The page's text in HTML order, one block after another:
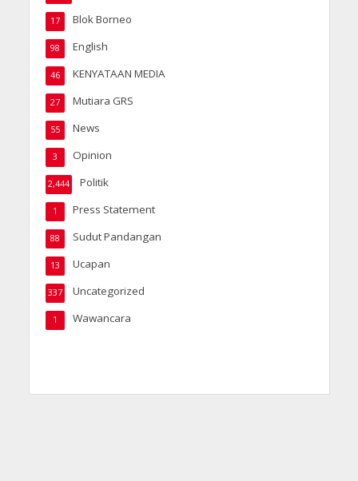
Blok Borneo
17
English
98
KENYATAAN MEDIA
46
Mutiara GRS
27
News
55
Opinion
3
Politik
2,444
Press Statement
1
Sudut Pandangan
88
Ucapan
13
Uncategorized
337
Wawancara
1